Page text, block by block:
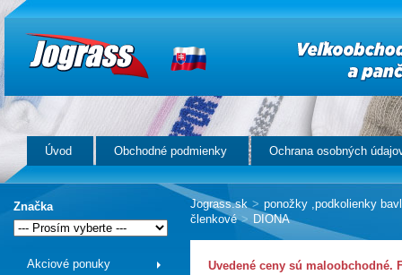
Úvod Obchodné podmienky Ochrana osobných
Značka
Akciové ponuky
Jograss.sk > ponožky ,podkolienky
členkové > DIONA
Uvedené ceny sú